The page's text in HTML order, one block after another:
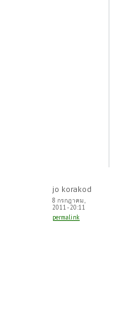
jo korakod
8 กรกฎาคม,
2011 - 20:11
permalink